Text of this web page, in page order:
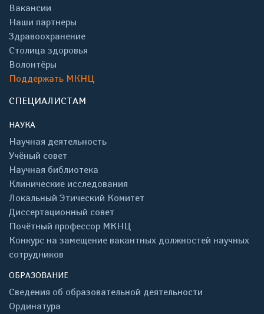
Вакансии
Наши партнеры
Здравоохранение
Столица здоровья
Волонтёры
Поддержать МКНЦ
СПЕЦИАЛИСТАМ
НАУКА
Научная деятельность
Учёный совет
Научная библиотека
Клинические исследования
Локальный Этический Комитет
Диссертационный совет
Почётный профессор МКНЦ
Конкурс на замещение вакантных должностей научных
сотрудников
ОБРАЗОВАНИЕ
Сведения об образовательной деятельности
Ординатура